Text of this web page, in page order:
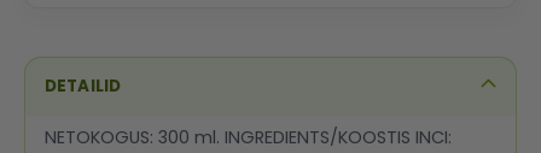
DETAILID
NETOKOGUS: 300 ml. INGREDIENTS/KOOSTIS INCI: